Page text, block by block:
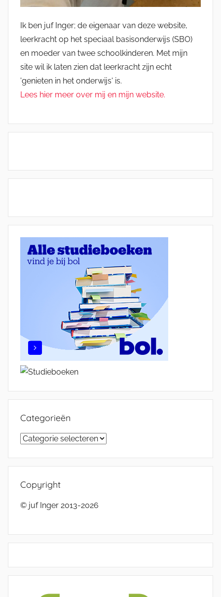
Ik ben juf Inger; de eigenaar van deze website,
leerkracht op het speciaal basisonderwijs (SBO)
en moeder van twee schoolkinderen. Met mijn
site wil ik laten zien dat leerkracht zijn echt
'genieten in het onderwijs' is.
Lees hier meer over mij en mijn website.
Categorieën
Categorieën
Copyright
© juf Inger 2013-2026